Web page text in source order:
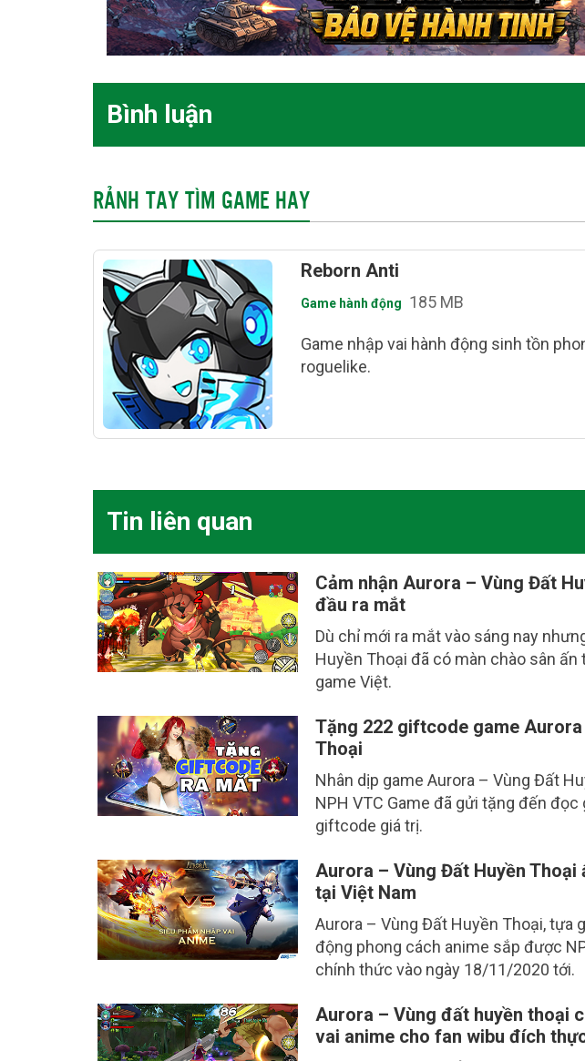
Bình luận
RẢNH TAY TÌM GAME HAY
Reborn Anti
Game hành động 185 MB
Game nhập vai hành động sinh tồn
roguelike.
Tin liên quan
Cảm nhận Aurora – Vùng Đất
đầu ra mắt
Dù chỉ mới ra mắt vào sáng nay
Huyền Thoại đã có màn chào sân
game Việt.
Tặng 222 giftcode game
Thoại
Nhân dịp game Aurora – Vùng Đất
NPH VTC Game đã gửi tặng đến đọc
giftcode giá trị.
Aurora – Vùng Đất Huyền Thoại
tại Việt Nam
Aurora – Vùng Đất Huyền Thoại, tựa
động phong cách anime sắp được
chính thức vào ngày 18/11/2020 tới.
Aurora – Vùng đất huyền thoại
vai anime cho fan wibu đích